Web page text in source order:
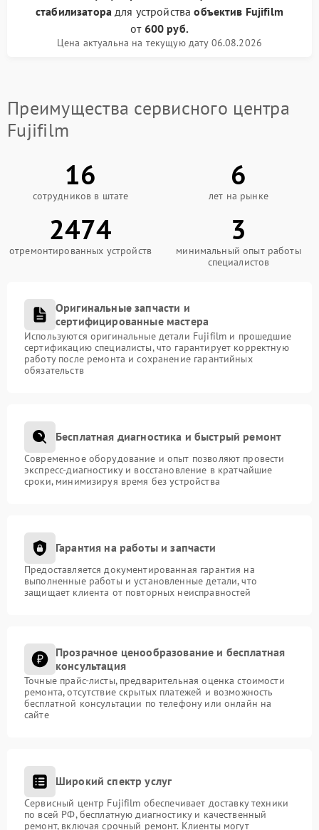
стабилизатора для устройстваобъектив Fujifilm
от 600 руб.
Цена актуальна на текущую дату 06.08.2026
Преимущества сервисного центра
Fujifilm
16
сотрудников в штате
6
лет на рынке
2474
отремонтированных устройств
3
минимальный опыт работы
специалистов
Оригинальные запчасти и
сертифицированные мастера
Используются оригинальные детали Fujifilm и прошедшие
сертификацию специалисты, что гарантирует корректную
работу после ремонта и сохранение гарантийных
обязательств
Бесплатная диагностика и быстрый ремонт
Современное оборудование и опыт позволяют провести
экспресс-диагностику и восстановление в кратчайшие
сроки, минимизируя время без устройства
Гарантия на работы и запчасти
Предоставляется документированная гарантия на
выполненные работы и установленные детали, что
защищает клиента от повторных неисправностей
Прозрачное ценообразование и бесплатная
консультация
Точные прайс-листы, предварительная оценка стоимости
ремонта, отсутствие скрытых платежей и возможность
бесплатной консультации по телефону или онлайн на
сайте
Широкий спектр услуг
Сервисный центр Fujifilm обеспечивает доставку техники
по всей РФ, бесплатную диагностику и качественный
ремонт, включая срочный ремонт. Клиенты могут